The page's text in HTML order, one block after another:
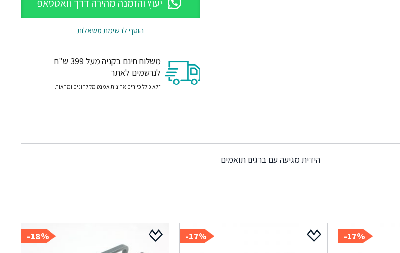
יעוץ והזמנה מהירה דרך וואטסאפ
הוסף לרשימת משאלות
משלוח חינם בקניה מעל 399 ש"ח
לנרשמים לאתר
*לא כולל כיורים ארונות אמבט מקלחונים ומראות
הידית מגיעה עם ברגים תואמים
17%-
17%-
18%-